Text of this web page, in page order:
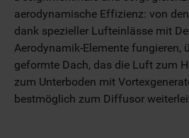
aerodynamische Effizienz: von
dank spezieller Lufteinlässe mit
Aerodynamik-Elemente fungieren,
geformte Dach, das die Luft zum
zum Unterboden mit
bestmöglich zum Diffusor